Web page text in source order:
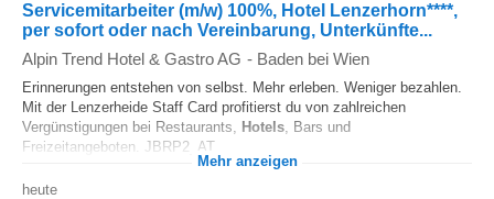
Servicemitarbeiter (m/w) 100%, Hotel Lenzerhorn****,
per sofort oder nach Vereinbarung, Unterkünfte...
Alpin Trend Hotel & Gastro AG - Baden bei Wien
Erinnerungen entstehen von selbst. Mehr erleben. Weniger bezahlen.
Mit der Lenzerheide Staff Card profitierst du von zahlreichen
Vergünstigungen bei Restaurants, Hotels, Bars und
Freizeitangeboten. JBRP2_AT...
Mehr anzeigen
heute